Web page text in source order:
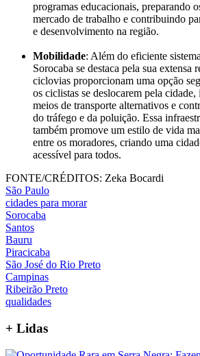
programas educacionais, preparando
mercado de trabalho e contribuindo
e desenvolvimento na região.
Mobilidade: Além do eficiente
Sorocaba se destaca pela sua extensa
ciclovias proporcionam uma opção
os ciclistas se deslocarem pela
meios de transporte alternativos e
do tráfego e da poluição. Essa
também promove um estilo de vida
entre os moradores, criando uma
acessível para todos.
FONTE/CRÉDITOS: Zeka Bocardi
São Paulo
cidades para morar
Sorocaba
Santos
Bauru
Piracicaba
São José do Rio Preto
Campinas
Ribeirão Preto
qualidades
+ Lidas